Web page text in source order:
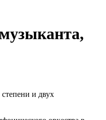
и двух